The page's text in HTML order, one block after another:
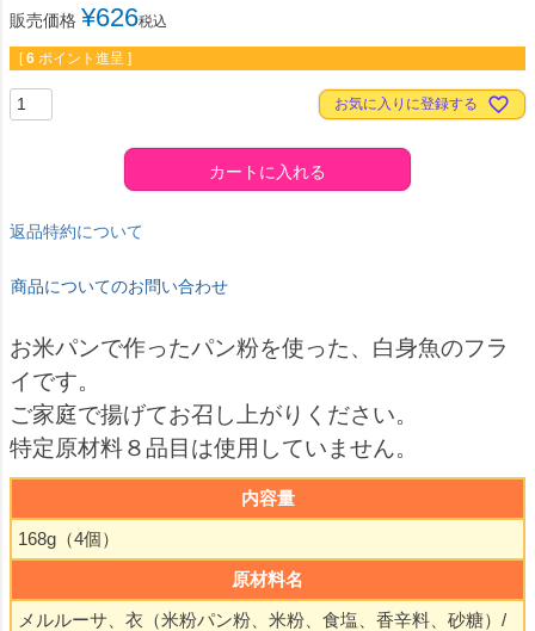
販売価格 ¥626税込
[ 6 ポイント進呈 ]
お気に入りに登録する
カートに入れる
返品特約について
商品についてのお問い合わせ
お米パンで作ったパン粉を使った、白身魚のフラ
イです。
ご家庭で揚げてお召し上がりください。
特定原材料８品目は使用していません。
内容量
168g（4個）
原材料名
メルルーサ、衣（米粉パン粉、米粉、食塩、香辛料、砂糖）/